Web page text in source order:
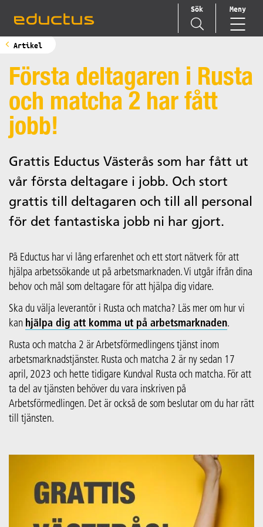
Main Navigation
Sök Meny
Artikel
Första deltagaren i Rusta
och matcha 2 har fått
jobb!
Grattis Eductus Västerås som har fått ut
vår första deltagare i jobb. Och stort
grattis till deltagaren och till all personal
för det fantastiska jobb ni har gjort.
På Eductus har vi lång erfarenhet och ett stort nätverk för att
hjälpa arbetssökande ut på arbetsmarknaden. Vi utgår ifrån dina
behov och mål som deltagare för att hjälpa dig vidare.
Ska du välja leverantör i Rusta och matcha? Läs mer om hur vi
kan hjälpa dig att komma ut på arbetsmarknaden.
Rusta och matcha 2 är Arbetsförmedlingens tjänst inom
arbetsmarknadstjänster. Rusta och matcha 2 är ny sedan 17
april, 2023 och hette tidigare Kundval Rusta och matcha. För att
ta del av tjänsten behöver du vara inskriven på
Arbetsförmedlingen. Det är också de som beslutar om du har rätt
till tjänsten.